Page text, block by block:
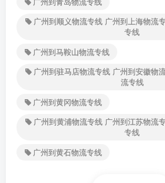
广州到顺义物流专线 广州到上海物流
专线
广州到马鞍山物流专线
广州到驻马店物流专线 广州到安徽物
流专线
广州到黄冈物流专线
广州到黄浦物流专线 广州到江苏物流
专线
广州到黄石物流专线